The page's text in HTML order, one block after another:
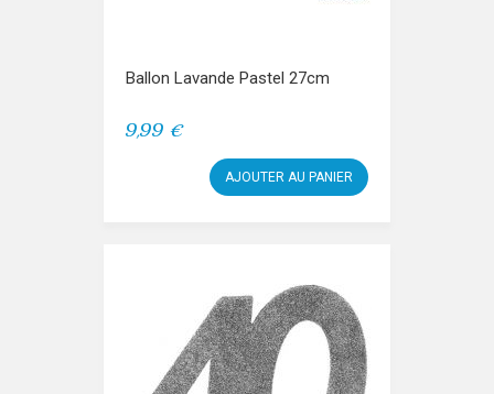
Ballon Lavande Pastel 27cm
9,99 €
AJOUTER AU PANIER